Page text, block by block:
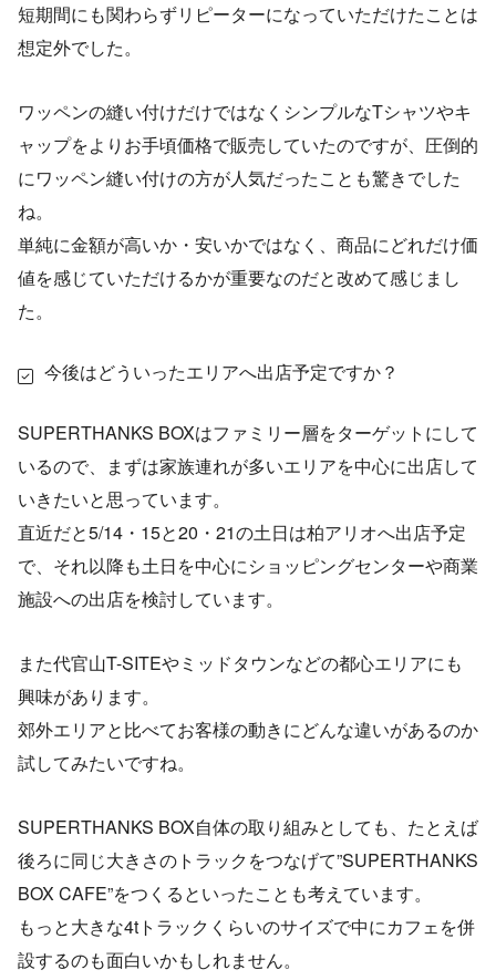
短期間にも関わらずリピーターになっていただけたことは
想定外でした。
ワッペンの縫い付けだけではなくシンプルなTシャツやキ
ャップをよりお手頃価格で販売していたのですが、圧倒的
にワッペン縫い付けの方が人気だったことも驚きでした
ね。
単純に金額が高いか・安いかではなく、商品にどれだけ価
値を感じていただけるかが重要なのだと改めて感じまし
た。
今後はどういったエリアへ出店予定ですか？
SUPERTHANKS BOXはファミリー層をターゲットにして
いるので、まずは家族連れが多いエリアを中心に出店して
いきたいと思っています。
直近だと5/14・15と20・21の土日は柏アリオへ出店予定
で、それ以降も土日を中心にショッピングセンターや商業
施設への出店を検討しています。
また代官山T-SITEやミッドタウンなどの都心エリアにも
興味があります。
郊外エリアと比べてお客様の動きにどんな違いがあるのか
試してみたいですね。
SUPERTHANKS BOX自体の取り組みとしても、たとえば
後ろに同じ大きさのトラックをつなげて”SUPERTHANKS
BOX CAFE”をつくるといったことも考えています。
もっと大きな4tトラックくらいのサイズで中にカフェを併
設するのも面白いかもしれません。